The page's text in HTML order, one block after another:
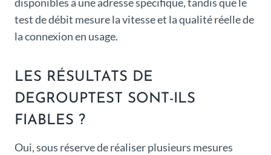
test de débit mesure la vitesse et la qualité réelle de
la connexion en usage.
LES RÉSULTATS DE
DEGROUPTEST SONT-ILS
FIABLES ?
Oui, sous réserve de réaliser plusieurs mesures